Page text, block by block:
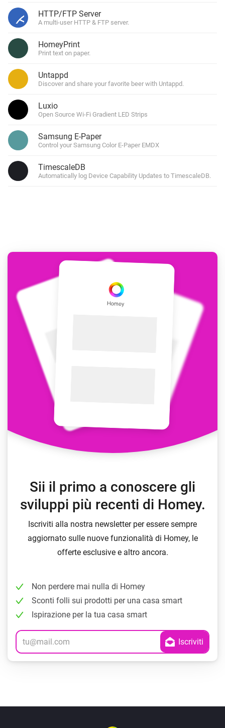
HTTP/FTP Server
A multi-user HTTP & FTP server.
HomeyPrint
Print text on paper.
Untappd
Discover and share your favorite beer with Untappd.
Luxio
Open Source Wi-Fi Gradient LED Strips
Samsung E-Paper
Control your Samsung Color E-Paper EMDX
TimescaleDB
Automatically log Device Capability Updates to TimescaleDB.
Sii il primo a conoscere gli
sviluppi più recenti di Homey.
Iscriviti alla nostra newsletter per essere sempre
aggiornato sulle nuove funzionalità di Homey, le
offerte esclusive e altro ancora.
Non perdere mai nulla di Homey
Sconti folli sui prodotti per una casa smart
Ispirazione per la tua casa smart